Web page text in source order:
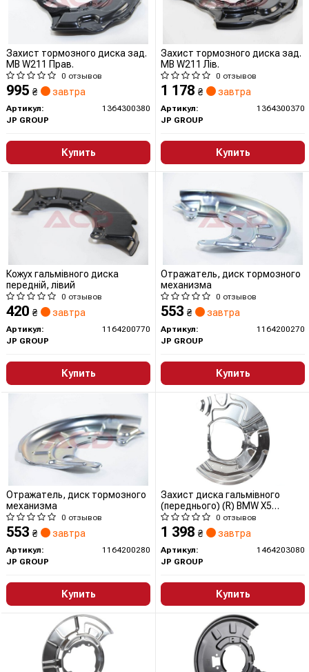
Захист тормозного диска зад.
MB W211 Прав.
0 отзывов
995 ₴ завтра
Артикул:
1364300380
JP GROUP
Купить
Захист тормозного диска зад.
MB W211 Лів.
0 отзывов
1 178 ₴ завтра
Артикул:
1364300370
JP GROUP
Купить
Кожух гальмiвного диска
переднiй, лiвий
0 отзывов
420 ₴ завтра
Артикул:
1164200770
JP GROUP
Купить
Отражатель, диск тормозного
механизма
0 отзывов
553 ₴ завтра
Артикул:
1164200270
JP GROUP
Купить
Отражатель, диск тормозного
механизма
0 отзывов
553 ₴ завтра
Артикул:
1164200280
JP GROUP
Купить
Захист диска гальмівного
(переднього) (R) BMW X5
(F15)/X6 (F16) 2.0-4.8 06-18
1464203080 JP GROUP
(QUINTON HAZELL)
0 отзывов
1 398 ₴ завтра
Артикул:
1464203080
JP GROUP
Купить